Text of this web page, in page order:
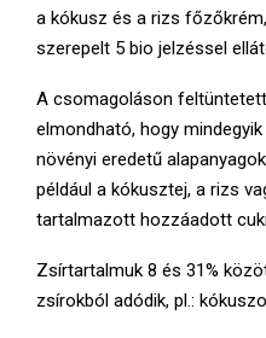
a kókusz és a rizs
szerepelt 5 bio jelzéssel
A csomagoláson
elmondható, hogy
növényi eredetű
például a kókusztej, a rizs
tartalmazott hozzáadott
Zsírtartalmuk 8 és 31%
zsírokból adódik, pl.: